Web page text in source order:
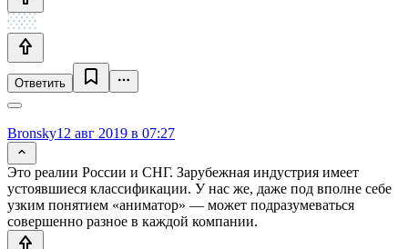
Ответить
Bronsky12 авг 2019 в 07:27
Это реалии России и СНГ. Зарубежная индустрия имеет
устоявшиеся классификации. У нас же, даже под вполне себе
узким понятием «аниматор» — может подразумеваться
совершенно разное в каждой компании.